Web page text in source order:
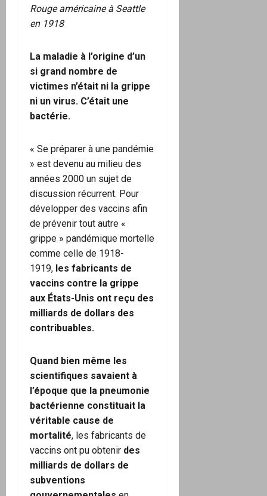
Rouge américaine à Seattle
en 1918
La maladie à l’origine d’un
si grand nombre de
victimes n’était ni la grippe
ni un virus. C’était une
bactérie.
« Se préparer à une pandémie
» est devenu au milieu des
années 2000 un sujet de
discussion récurrent. Pour
développer des vaccins afin
de prévenir tout autre «
grippe » pandémique mortelle
comme celle de 1918-
1919, les fabricants de
vaccins contre la grippe
aux États-Unis ont reçu des
milliards de dollars des
contribuables.
Quand bien même les
scientifiques savaient à
l’époque que la pneumonie
bactérienne constituait la
véritable cause de
mortalité, les fabricants de
vaccins ont pu obtenir des
milliards de dollars de
subventions